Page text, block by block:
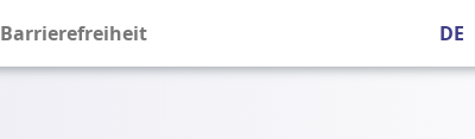
Barrierefreiheit DE